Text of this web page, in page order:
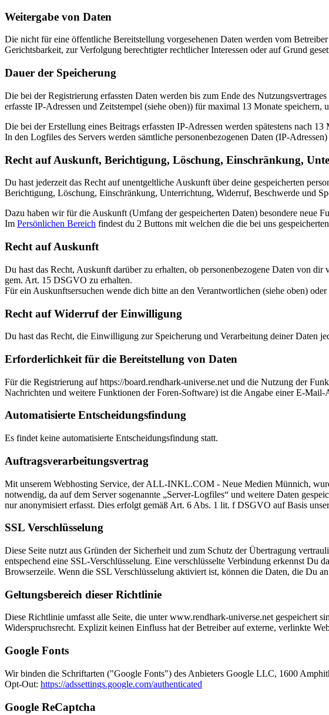
Weitergabe von Daten
Die nicht für eine öffentliche Bereitstellung vorgesehenen Daten werden vom
Gerichtsbarkeit, zur Verfolgung berechtigter rechtlicher Interessen oder auf Grund
Dauer der Speicherung
Die bei der Registrierung erfassten Daten werden bis zum Ende des
erfasste IP-Adressen und Zeitstempel (siehe oben)) für maximal 13 Monate
Die bei der Erstellung eines Beitrags erfassten IP-Adressen werden spätestens nach 13
In den Logfiles des Servers werden sämtliche personenbezogenen Daten (IP-
Recht auf Auskunft, Berichtigung, Löschung, Einschränkung,
Du hast jederzeit das Recht auf unentgeltliche Auskunft über deine gespeicherten
Berichtigung, Löschung, Einschränkung, Unterrichtung, Widerruf, Beschwerde und
Dazu haben wir für die Auskunft (Umfang der gespeicherten Daten) besondere neue
Im Persönlichen Bereich findest du 2 Buttons mit welchen die die bei uns
Recht auf Auskunft
Du hast das Recht, Auskunft darüber zu erhalten, ob personenbezogene Daten von
gem. Art. 15 DSGVO zu erhalten.
Für ein Auskunftsersuchen wende dich bitte an den Verantwortlichen (siehe oben)
Recht auf Widerruf der Einwilligung
Du hast das Recht, die Einwilligung zur Speicherung und Verarbeitung deiner Daten
Erforderlichkeit für die Bereitstellung von Daten
Für die Registrierung auf https://board.rendhark-universe.net und die Nutzung der
Nachrichten und weitere Funktionen der Foren-Software) ist die Angabe einer E-
Automatisierte Entscheidungsfindung
Es findet keine automatisierte Entscheidungsfindung statt.
Auftragsverarbeitungsvertrag
Mit unserem Webhosting Service, der ALL-INKL.COM - Neue Medien Münnich,
notwendig, da auf dem Server sogenannte „Server-Logfiles“ und weitere Daten
nur anonymisiert erfasst. Dies erfolgt gemäß Art. 6 Abs. 1 lit. f DSGVO auf Basis
SSL Verschlüsselung
Diese Seite nutzt aus Gründen der Sicherheit und zum Schutz der Übertragung
entspechend eine SSL-Verschlüsselung. Eine verschlüsselte Verbindung erkennst
Browserzeile. Wenn die SSL Verschlüsselung aktiviert ist, können die Daten, die Du
Geltungsbereich dieser Richtlinie
Diese Richtlinie umfasst alle Seite, die unter www.rendhark-universe.net gespeichert
Widerspruchsrecht. Explizit keinen Einfluss hat der Betreiber auf externe, verlinkte
Google Fonts
Wir binden die Schriftarten ("Google Fonts") des Anbieters Google LLC, 1600
Opt-Out: https://adssettings.google.com/authenticated
Google ReCaptcha